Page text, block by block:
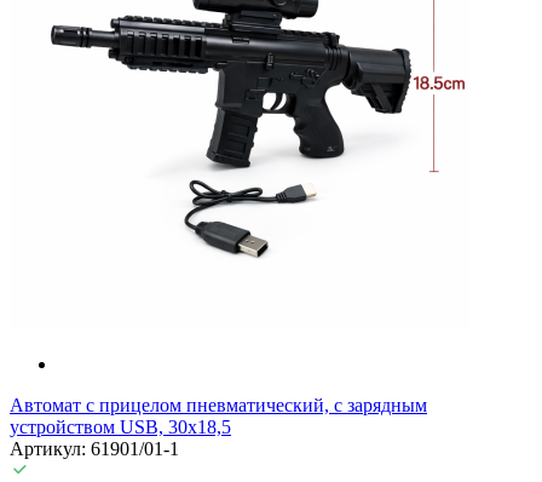
Автомат с прицелом пневматический, с зарядным
устройством USB, 30х18,5
Артикул: 61901/01-1